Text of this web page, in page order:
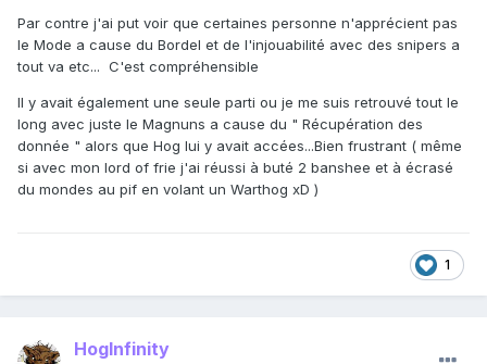
Par contre j'ai put voir que certaines personne n'apprécient pas
le Mode a cause du Bordel et de l'injouabilité avec des snipers a
tout va etc... C'est compréhensible
Il y avait également une seule parti ou je me suis retrouvé tout le
long avec juste le Magnuns a cause du " Récupération des
donnée " alors que Hog lui y avait accées...Bien frustrant ( même
si avec mon lord of frie j'ai réussi à buté 2 banshee et à écrasé
du mondes au pif en volant un Warthog xD )
1
HogInfinity